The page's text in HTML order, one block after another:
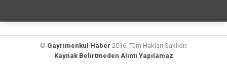
© Gayrimenkul Haber 2016. Tüm Hakları Saklıdır.
Kaynak Belirtmeden Alıntı Yapılamaz